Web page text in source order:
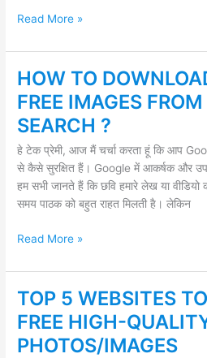
device
Read More »
HOW TO
FREE IMAGES
SEARCH ?
हे टेक प्रेमी, आज मैं चर्चा करता हूं कि आप
से कैसे सुरक्षित हैं। Google में आकर्षक और
हम सभी जानते हैं कि छवि हमारे लेख या
समय पाठक को बहुत राहत मिलती है। लेकिन
HOW
TO
DOWNLOAD
COPYRIGHT
FREE
IMAGES
FROM
GOOGLE
?
Read More »
TOP 5 WEBSITES
FREE HIGH-
PHOTOS/IMAGES
TOP
5
WEBSITES
TO